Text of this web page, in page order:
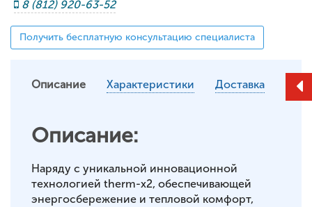
8 (812) 920-63-52
Получить бесплатную консультацию специалиста
Описание Характеристики Доставка
Описание:
Наряду с уникальной инновационной
технологией therm-x2, обеспечивающей
энергосбережение и тепловой комфорт,